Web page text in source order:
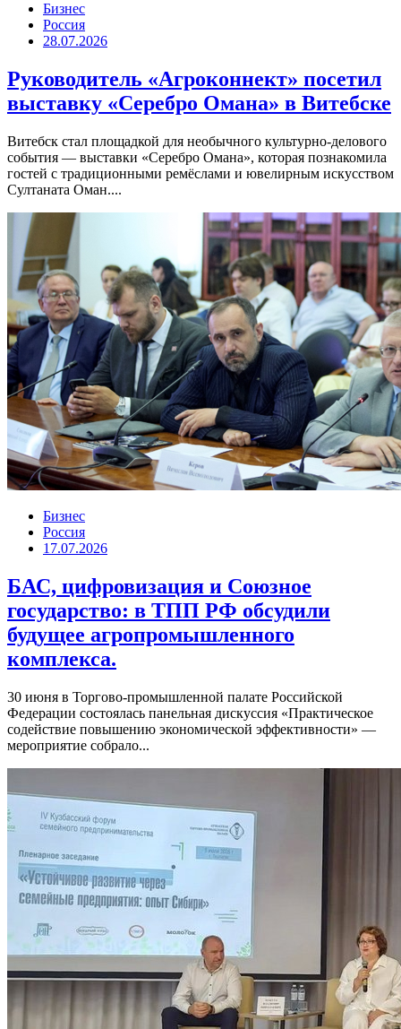
Бизнес
Россия
28.07.2026
Руководитель «Агроконнект» посетил
выставку «Серебро Омана» в Витебске
Витебск стал площадкой для необычного культурно-делового
события — выставки «Серебро Омана», которая познакомила
гостей с традиционными ремёслами и ювелирным искусством
Султаната Оман....
Бизнес
Россия
17.07.2026
БАС, цифровизация и Союзное
государство: в ТПП РФ обсудили
будущее агропромышленного
комплекса.
30 июня в Торгово-промышленной палате Российской
Федерации состоялась панельная дискуссия «Практическое
содействие повышению экономической эффективности» —
мероприятие собрало...